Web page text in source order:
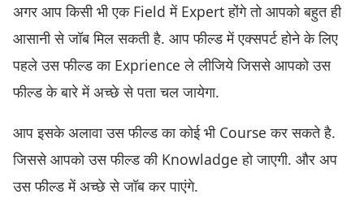
अगर आप किसी भी एक Field में Expert होंगे तो आपको बहुत ही
आसानी से जॉब मिल सकती है. आप फील्ड में एक्सपर्ट होने के लिए
पहले उस फील्ड का Exprience ले लीजिये जिससे आपको उस
फील्ड के बारे में अच्छे से पता चल जायेगा.
आप इसके अलावा उस फील्ड का कोई भी Course कर सकते है.
जिससे आपको उस फील्ड की Knowladge हो जाएगी. और अप
उस फील्ड में अच्छे से जॉब कर पाएंगे.